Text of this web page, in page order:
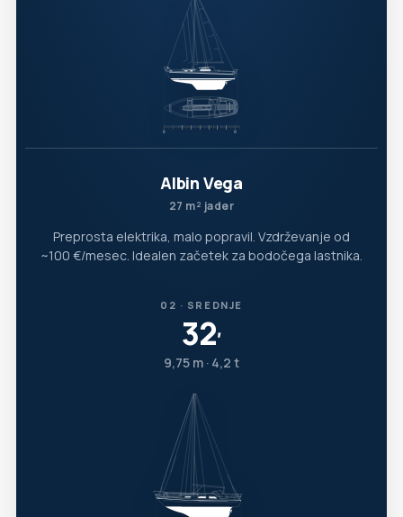
Albin Vega
27 m² jader
Preprosta elektrika, malo popravil. Vzdrževanje od
~100 €/mesec. Idealen začetek za bodočega lastnika.
02 · SREDNJE
32′
9,75 m · 4,2 t